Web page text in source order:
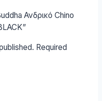
Ανδρικό Chino
Required